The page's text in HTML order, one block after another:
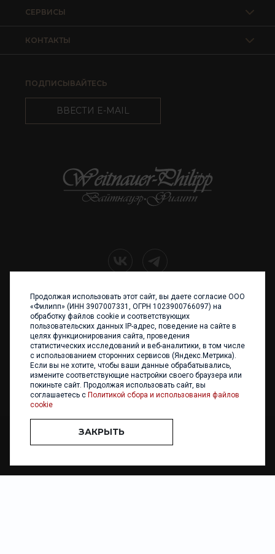
КОНТАКТЫ
СЕРВИСЫ
ПОДПИСЫВАЙТЕСЬ
ВВЕСТИ E-MAIL
+7 (4012) 960 898
236017 Калининград,
ул. Каштановая аллея, 47
Телефон: +7 4012 960 898,
+7 4012 960 856
Написать нам
ООО «ФИЛИПП» © 2013 - 2026. Все права защищены
Разработка и
Продолжая использовать этот сайт, вы даете согласие ООО
«Филипп» (ИНН 3907007331, ОГРН 1023900766097) на
обработку файлов cookie и соответствующих
пользовательских данных IP-адрес, поведение на сайте в
целях функционирования сайта, проведения
статистических исследований и веб-аналитики, в том числе
с использованием сторонних сервисов (Яндекс.Метрика).
Если вы не хотите, чтобы ваши данные обрабатывались,
измените соответствующие настройки своего браузера или
покиньте сайт. Продолжая использовать сайт, вы
соглашаетесь с Политикой сбора и использования файлов
cookie
ЗАКРЫТЬ